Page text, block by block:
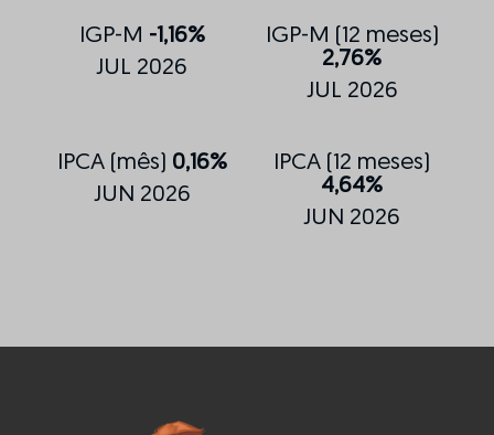
IGP-M -1,16%
JUL 2026
IGP-M (12 meses)
2,76%
JUL 2026
IPCA (mês) 0,16%
JUN 2026
IPCA (12 meses)
4,64%
JUN 2026